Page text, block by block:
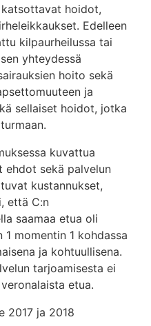
hoidot,
Edelleen
kilpaurheilussa tai
yhteydessä
hoito sekä
ja
sellaiset hoidot, jotka
kuvattua
ehdot sekä palvelun
kustannukset,
että C:n
saamaa etua oli
momentin 1 kohdassa
ja kohtuullisena.
tarjoamisesta ei
etua.
2017 ja 2018